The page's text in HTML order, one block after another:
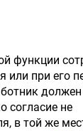
функции
или при его
согласие не
в той же